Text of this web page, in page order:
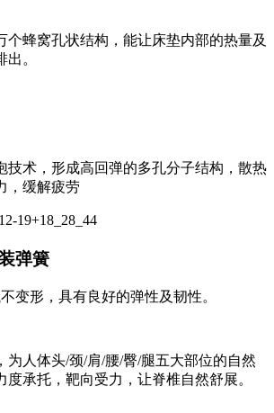
个蜂窝孔状结构，能让床垫内部的热量及
。
技术，形成高回弹的多孔分子结构，散热
，缓解疲劳
弹簧
变形，具有良好的弹性及韧性。
为人体头/颈/肩/腰/臀/腿五大部位的自然
度承托，靶向受力，让脊椎自然舒展。